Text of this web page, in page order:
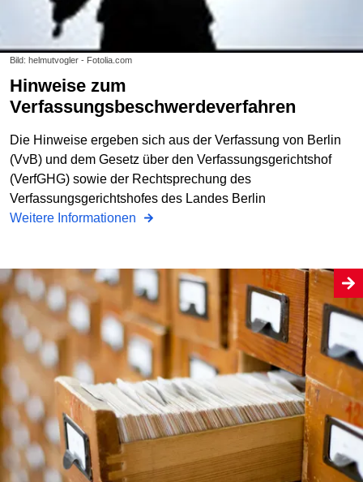
Bild: helmutvogler - Fotolia.com
Hinweise zum
Verfassungsbeschwerdeverfahren
Die Hinweise ergeben sich aus der Verfassung von Berlin
(VvB) und dem Gesetz über den Verfassungsgerichtshof
(VerfGHG) sowie der Rechtsprechung des
Verfassungsgerichtshofes des Landes Berlin
Weitere Informationen